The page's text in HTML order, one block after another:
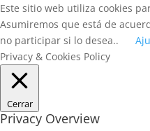
Este sitio web utiliza cookies
Asumiremos que está de
no participar si lo desea..
Privacy & Cookies Policy
Cerrar
Privacy Overview